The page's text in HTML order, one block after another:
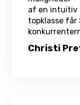
af en intuitiv
topklasse får
Christi